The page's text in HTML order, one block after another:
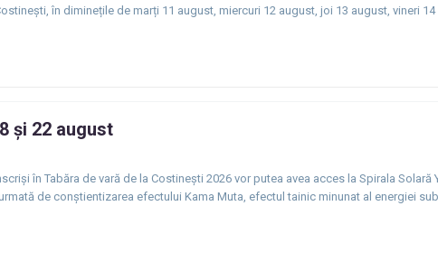
în diminețile de marți 11 august, miercuri 12 august, joi 13 august, vineri
și 22 august
în Tabăra de vară de la Costinești 2026 vor putea avea acces la Spirala Solară
de conștientizarea efectului Kama Muta, efectul tainic minunat al energiei